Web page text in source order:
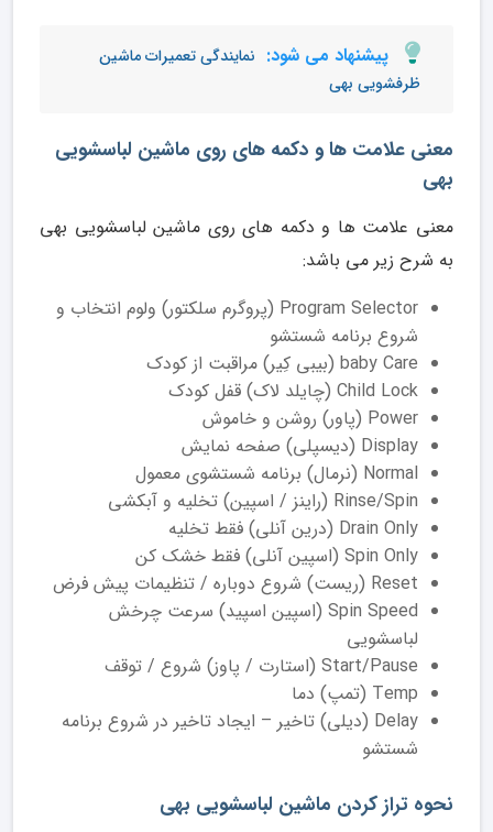
پیشنهاد می شود: نمایندگی تعمیرات ماشین
ظرفشویی بهی
معنی علامت ها و دکمه های روی ماشین لباسشویی
بهی
معنی علامت ها و دکمه های روی ماشین لباسشویی بهی
به شرح زیر می باشد:
Program Selector (پروگرم سلکتور) ولوم انتخاب و
شروع برنامه شستشو
baby Care (بیبی کِیر) مراقبت از کودک
Child Lock (چایلد لاک) قفل کودک
Power (پاور) روشن و خاموش
Display (دیسپلی) صفحه نمایش
Normal (نرمال) برنامه شستشوی معمول
Rinse/Spin (راینز / اسپین) تخلیه و آبکشی
Drain Only (درین آنلی) فقط تخلیه
Spin Only (اسپین آنلی) فقط خشک کن
Reset (ریست) شروع دوباره / تنظیمات پیش فرض
Spin Speed (اسپین اسپید) سرعت چرخش
لباسشویی
Start/Pause (استارت / پاوز) شروع / توقف
Temp (تمپ) دما
Delay (دیلی) تاخیر – ایجاد تاخیر در شروع برنامه
شستشو
نحوه تراز کردن ماشین لباسشویی بهی